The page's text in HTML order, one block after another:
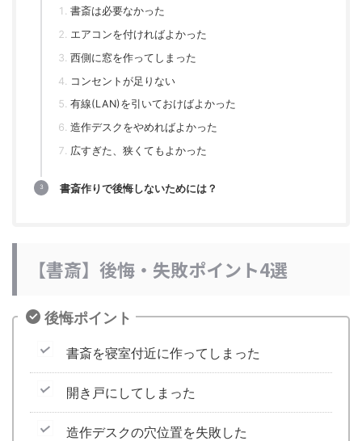
書斎は必要なかった
エアコンを付ければよかった
西側に窓を作ってしまった
コンセントが足りない
有線(LAN)を引いておけばよかった
造作デスクをやめればよかった
広すぎた、狭くてもよかった
書斎作りで後悔しないためには？
【書斎】後悔・失敗ポイント4選
後悔ポイント
書斎を寝室付近に作ってしまった
開き戸にしてしまった
造作デスクの穴位置を失敗した